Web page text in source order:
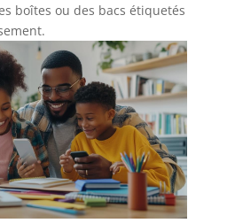
boîtes ou des bacs étiquetés